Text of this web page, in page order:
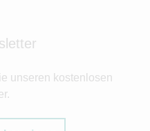
unseren kostenlosen